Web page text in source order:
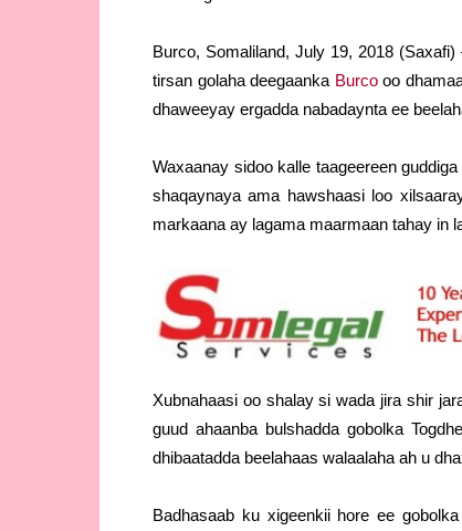
Burco, Somaliland, July 19, 2018
tirsan golaha deegaanka Burcooo
dhaweeyay ergadda nabadaynta ee
Waxaanay sidoo kalle taageereen
shaqaynaya ama hawshaasi loo
markaana ay lagama maarmaan tahay in
Xubnahaasi oo shalay si wada jira shir
guud ahaanba bulshadda gobolka
dhibaatadda beelahaas walaalaha ah u
Badhasaab ku xigeenkii hore ee